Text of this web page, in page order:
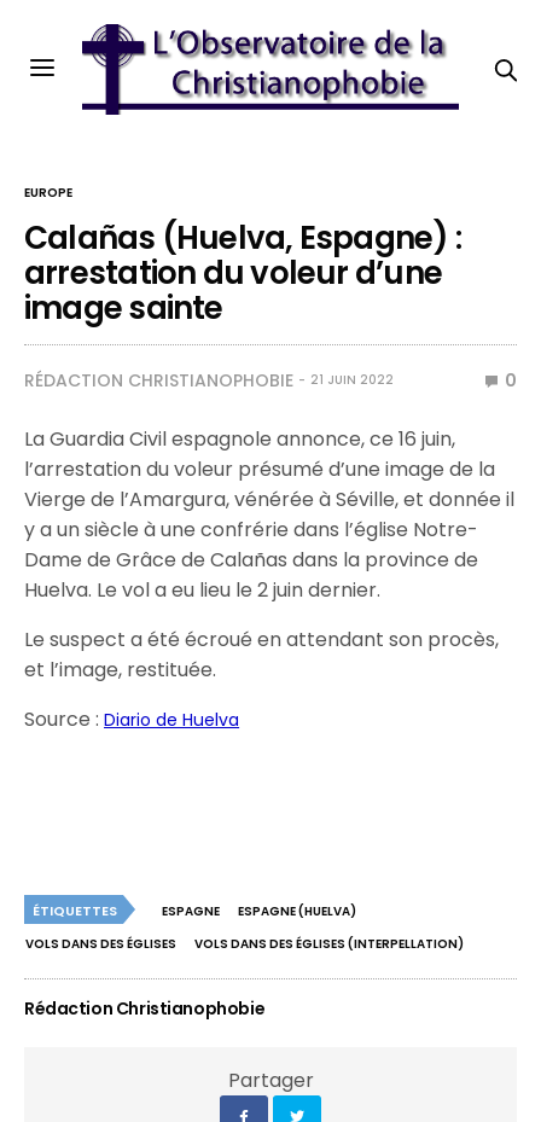
EUROPE
Calañas (Huelva, Espagne) :
arrestation du voleur d’une
image sainte
RÉDACTION CHRISTIANOPHOBIE 21 JUIN 2022 0
La Guardia Civil espagnole annonce, ce 16 juin,
l’arrestation du voleur présumé d’une image de la
Vierge de l’Amargura, vénérée à Séville, et donnée il
y a un siècle à une confrérie dans l’église Notre-
Dame de Grâce de Calañas dans la province de
Huelva. Le vol a eu lieu le 2 juin dernier.
Le suspect a été écroué en attendant son procès,
et l’image, restituée.
Source :Diario de Huelva
ÉTIQUETTES ESPAGNE
ESPAGNE (HUELVA)
VOLS DANS DES ÉGLISES
VOLS DANS DES ÉGLISES (INTERPELLATION)
Rédaction Christianophobie
Partager